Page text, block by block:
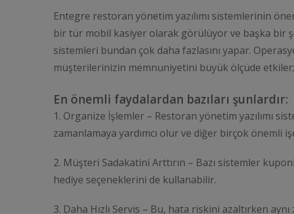
Entegre restoran yönetim yazılımı sistemlerinin
bir tür mobil kasiyer olarak görülüyor ve başka bir
sistemleri bundan çok daha fazlasını yapar.
müşterilerinizin memnuniyetini büyük ölçüde etkiler;
En önemli faydalardan bazıları şunlardır:
1. Organize İşlemler – Restoran yönetim yazılımı
zamanlamaya yardımcı olur ve diğer birçok önemli
2. Müşteri Sadakatini Arttırın – Bazı sistemler
hediye seçeneklerini de kullanabilir.
3. Daha Hızlı Servis – Bu, hata riskini azaltırken